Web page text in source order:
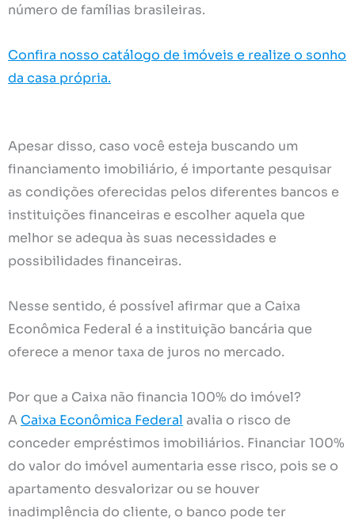
número de famílias brasileiras.
Confira nosso catálogo de imóveis e realize o sonho
da casa própria.
Apesar disso, caso você esteja buscando um
financiamento imobiliário, é importante pesquisar
as condições oferecidas pelos diferentes bancos e
instituições financeiras e escolher aquela que
melhor se adequa às suas necessidades e
possibilidades financeiras.
Nesse sentido, é possível afirmar que a Caixa
Econômica Federal é a instituição bancária que
oferece a menor taxa de juros no mercado.
Por que a Caixa não financia 100% do imóvel?
A Caixa Econômica Federal avalia o risco de
conceder empréstimos imobiliários. Financiar 100%
do valor do imóvel aumentaria esse risco, pois se o
apartamento desvalorizar ou se houver
inadimplência do cliente, o banco pode ter